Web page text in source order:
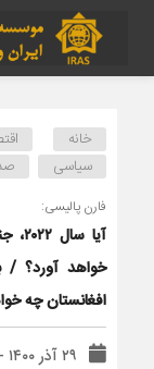
خانه
سیاسی
فارن پالیسی:
خواهد آورد؟ /
افغانستان چه
۲۹ آذر ۱۴۰۰ - ۱۷:۱۹